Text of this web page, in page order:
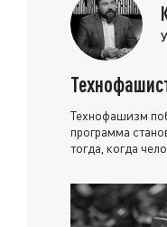
Технофашизм
программа
тогда, когда